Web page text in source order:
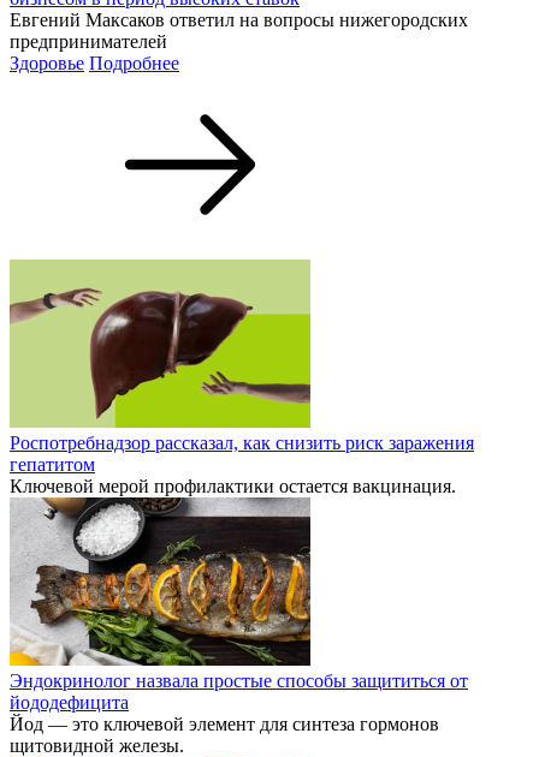
Евгений Максаков ответил на вопросы нижегородских
предпринимателей
Здоровье Подробнее
Роспотребнадзор рассказал, как снизить риск заражения
гепатитом
Ключевой мерой профилактики остается вакцинация.
Эндокринолог назвала простые способы защититься от
йододефицита
Йод — это ключевой элемент для синтеза гормонов
щитовидной железы.